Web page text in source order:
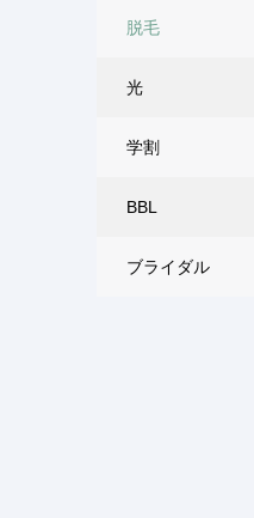
脱毛
光
学割
BBL
ブライダル